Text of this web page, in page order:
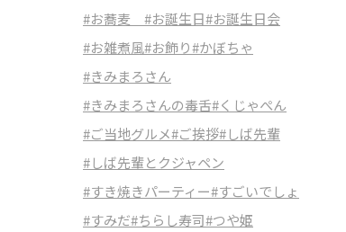
#お蕎麦 #お誕生日#お誕生日会
#お雑煮風#お飾り#かぼちゃ
#きみまろさん
#きみまろさんの毒舌#くじゃぺん
#ご当地グルメ#ご挨拶#しば先輩
#しば先輩とクジャペン
#すき焼きパーティー#すごいでしょ
#すみだ#ちらし寿司#つや姫